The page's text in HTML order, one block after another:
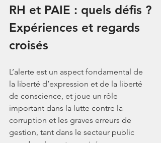
RH et PAIE : quels défis ?
Expériences et regards
croisés
L’alerte est un aspect fondamental de
la liberté d’expression et de la liberté
de conscience, et joue un rôle
important dans la lutte contre la
corruption et les graves erreurs de
gestion, tant dans le secteur public